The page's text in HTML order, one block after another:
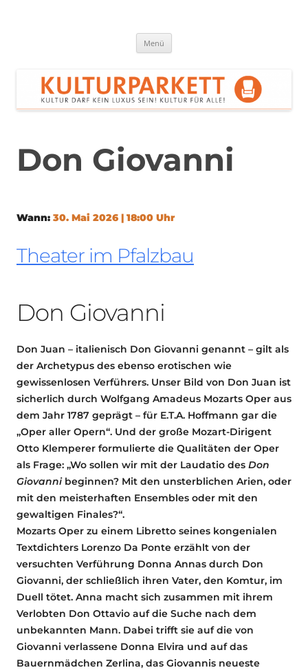
Menü
Don Giovanni
Wann: 30. Mai 2026 | 18:00 Uhr
Theater im Pfalzbau
Don Giovanni
Don Juan – italienisch Don Giovanni genannt – gilt als
der Archetypus des ebenso erotischen wie
gewissenlosen Verführers. Unser Bild von Don Juan ist
sicherlich durch Wolfgang Amadeus Mozarts Oper aus
dem Jahr 1787 geprägt – für E.T.A. Hoffmann gar die
„Oper aller Opern“. Und der große Mozart-Dirigent
Otto Klemperer formulierte die Qualitäten der Oper
als Frage: „Wo sollen wir mit der Laudatio des Don
Giovannibeginnen? Mit den unsterblichen Arien, oder
mit den meisterhaften Ensembles oder mit den
gewaltigen Finales?“.
Mozarts Oper zu einem Libretto seines kongenialen
Textdichters Lorenzo Da Ponte erzählt von der
versuchten Verführung Donna Annas durch Don
Giovanni, der schließlich ihren Vater, den Komtur, im
Duell tötet. Anna macht sich zusammen mit ihrem
Verlobten Don Ottavio auf die Suche nach dem
unbekannten Mann. Dabei trifft sie auf die von
Giovanni verlassene Donna Elvira und auf das
Bauernmädchen Zerlina, das Giovannis neueste